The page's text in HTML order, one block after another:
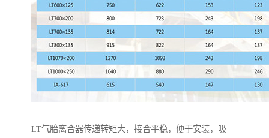
LT气胎离合器传递转矩大，接合平稳，便于安装，吸